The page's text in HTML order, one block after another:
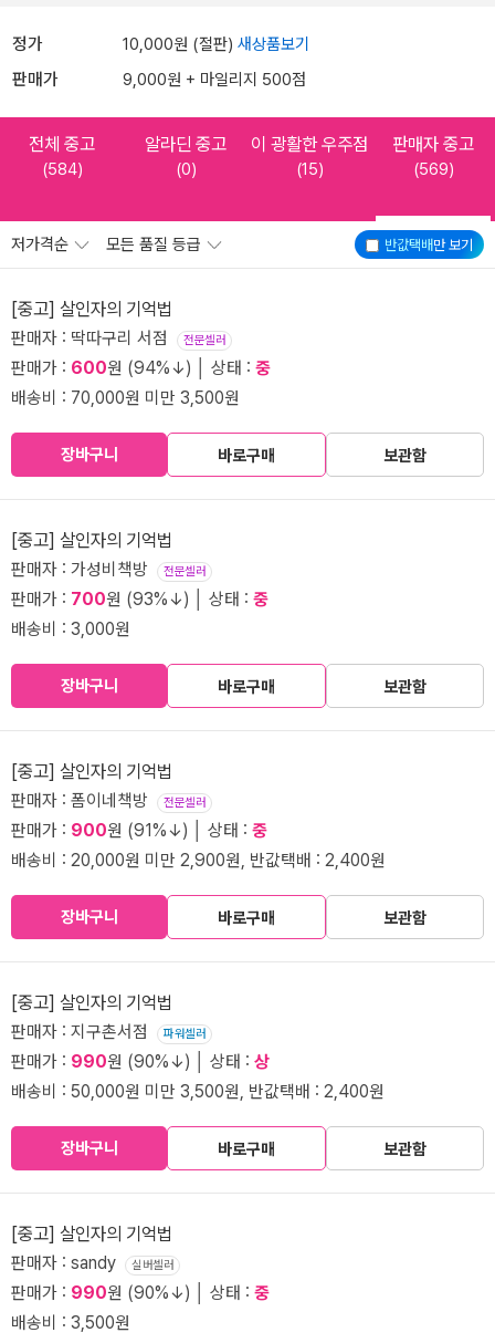
정가 10,000원 (절판) 새상품보기
판매가 9,000원 + 마일리지 500점
전체 중고
(584)
알라딘 중고
(0)
이 광활한 우주점
(15)
판매자 중고
(569)
반값택배만 보기
저가격순 모든 품질 등급
[중고] 살인자의 기억법
판매자 : 딱따구리 서점 전문셀러
판매가 : 600원 (94%↓) │ 상태 : 중
배송비 : 70,000원 미만 3,500원
장바구니 바로구매 보관함
[중고] 살인자의 기억법
판매자 : 가성비책방 전문셀러
판매가 : 700원 (93%↓) │ 상태 : 중
배송비 : 3,000원
장바구니 바로구매 보관함
[중고] 살인자의 기억법
판매자 : 폼이네책방 전문셀러
판매가 : 900원 (91%↓) │ 상태 : 중
배송비 : 20,000원 미만 2,900원, 반값택배 : 2,400원
장바구니 바로구매 보관함
[중고] 살인자의 기억법
판매자 : 지구촌서점 파워셀러
판매가 : 990원 (90%↓) │ 상태 : 상
배송비 : 50,000원 미만 3,500원, 반값택배 : 2,400원
장바구니 바로구매 보관함
[중고] 살인자의 기억법
판매자 : sandy 실버셀러
판매가 : 990원 (90%↓) │ 상태 : 중
배송비 : 3,500원